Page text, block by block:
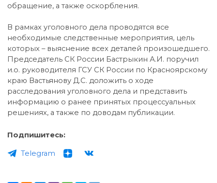
обращение, а также оскорбления.
В рамках уголовного дела проводятся все
необходимые следственные мероприятия, цель
которых – выяснение всех деталей произошедшего.
Председатель СК России Бастрыкин А.И. поручил
и.о. руководителя ГСУ СК России по Красноярскому
краю Вастьянову Д.С. доложить о ходе
расследования уголовного дела и представить
информацию о ранее принятых процессуальных
решениях, а также по доводам публикации.
Подпишитесь:
Telegram